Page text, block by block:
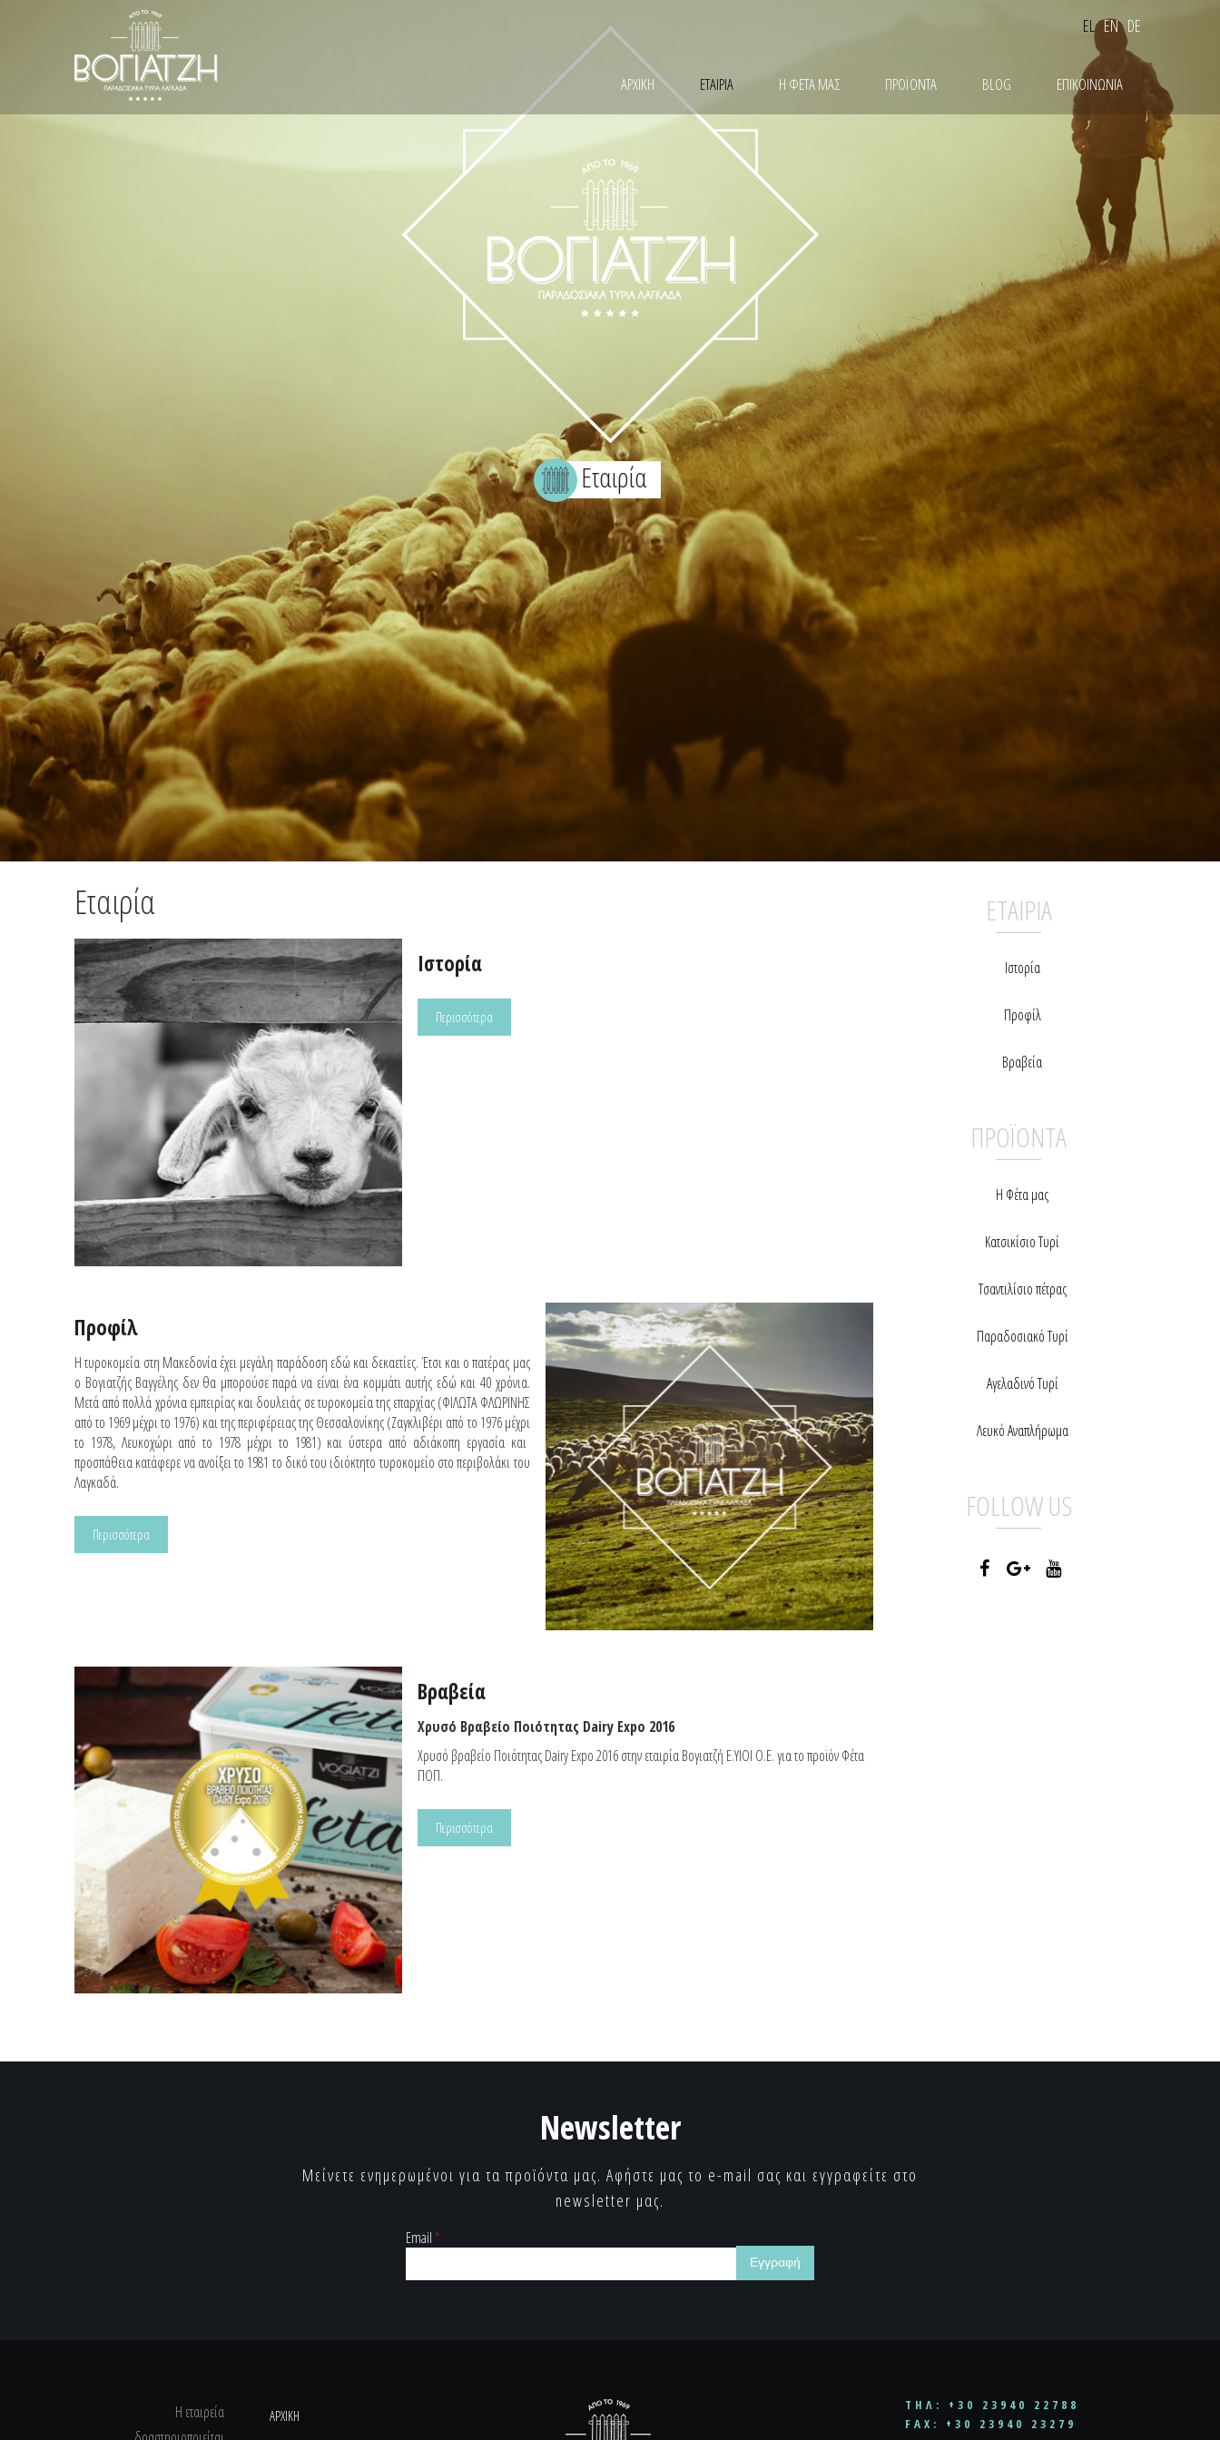
περιεχόμενο
EL EN DE
ΑΡΧΙΚΗ ΕΤΑΙΡΙΑ Η ΦΕΤΑ ΜΑΣ ΠΡΟΪΟΝΤΑ BLOG ΕΠΙΚΟΙΝΩΝΙΑ
Εταιρία
Εταιρία
Ιστορία
Περισσότερα
Προφίλ
Η τυροκομεία στη Μακεδονία έχει μεγάλη παράδοση εδώ και δεκαετίες. Έτσι και ο πατέρας μας
ο Βογιατζής Βαγγέλης δεν θα μπορούσε παρά να είναι ένα κομμάτι αυτής εδώ και 40 χρόνια.
Μετά από πολλά χρόνια εμπειρίας και δουλειάς σε τυροκομεία της επαρχίας (ΦΙΛΩΤΑ ΦΛΩΡΙΝΗΣ
από το 1969 μέχρι το 1976) και της περιφέρειας της Θεσσαλονίκης (Ζαγκλιβέρι από το 1976 μέχρι
το 1978, Λευκοχώρι από το 1978 μέχρι το 1981) και ύστερα από αδιάκοπη εργασία και
προσπάθεια κατάφερε να ανοίξει το 1981 το δικό του ιδιόκτητο τυροκομείο στο περιβολάκι του
Λαγκαδά.
Περισσότερα
Βραβεία
Χρυσό Βραβείο Ποιότητας Dairy Expo 2016
Χρυσό βραβείο Ποιότητας Dairy Expo 2016 στην εταιρία Βογιατζή Ε.ΥΙΟΙ Ο.Ε. για το προϊόν Φέτα
ΠΟΠ.
Περισσότερα
ΕΤΑΙΡΙΑ
Ιστορία
Προφίλ
Βραβεία
ΠΡΟΪΟΝΤΑ
Η Φέτα μας
Κατσικίσιο Τυρί
Τσαντιλίσιο πέτρας
Παραδοσιακό Τυρί
Αγελαδινό Τυρί
Λευκό Αναπλήρωμα
FOLLOW US
Newsletter
Μείνετε ενημερωμένοι για τα προϊόντα μας. Αφήστε μας το e-mail σας και εγγραφείτε στο
newsletter μας.
Email*
Η εταιρεία
ΑΡΧΙΚΗ
ΤΗΛ: +30 23940 22788
FAX: +30 23940 23279